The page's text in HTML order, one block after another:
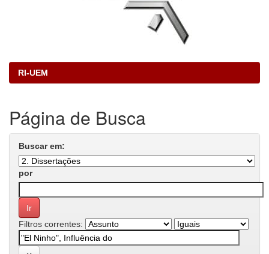
RI-UEM
Página de Busca
Buscar em:
por
Filtros correntes: